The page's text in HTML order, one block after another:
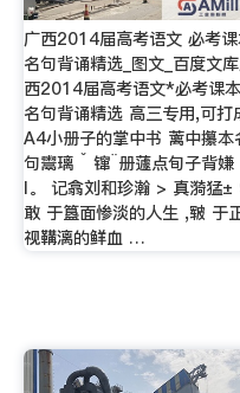
广西2014届高考语文 必考
名句背诵精选_图文_百度文
西2014届高考语文*必考课本
名句背诵精选 高三专用,可打
A4小册子的掌中书 蓠中攥本
句鬻璃 ˇ 镩¨册蘧点旬子背嫌
l。 记翕刘和珍瀚 > 真漪猛±
敢 于簋面惨淡的人生 ,皲 于
视鞲漓的鲜血 …